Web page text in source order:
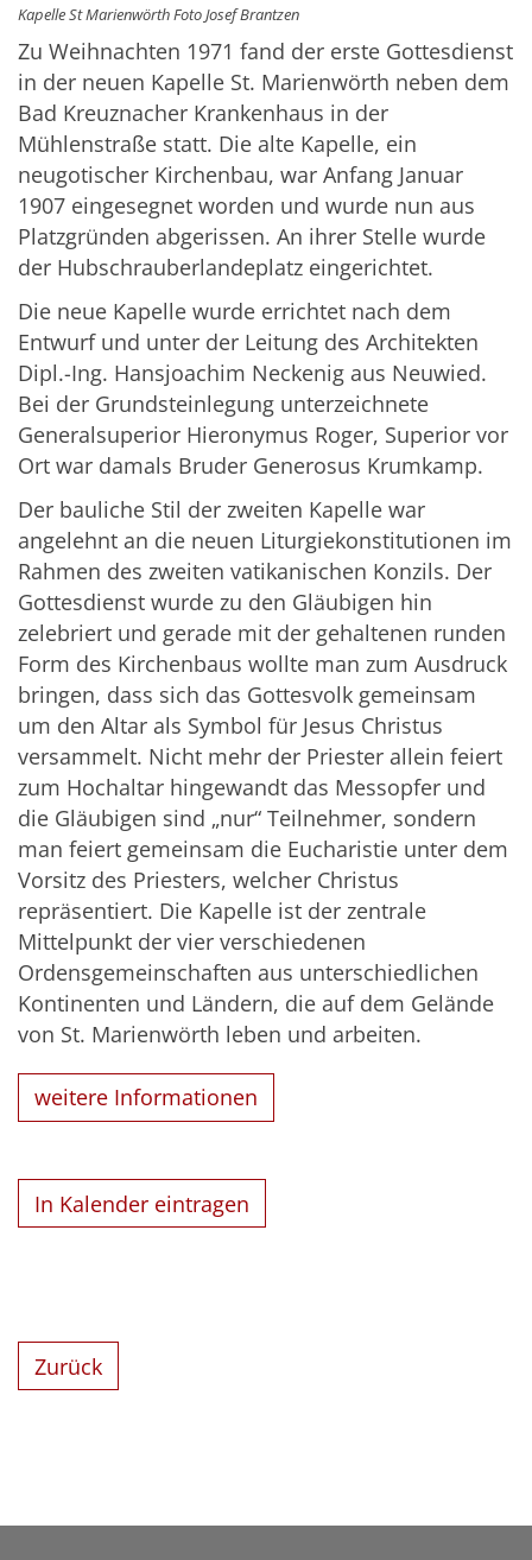
Kapelle St Marienwörth Foto Josef Brantzen
Zu Weihnachten 1971 fand der erste Gottesdienst
in der neuen Kapelle St. Marienwörth neben dem
Bad Kreuznacher Krankenhaus in der
Mühlenstraße statt. Die alte Kapelle, ein
neugotischer Kirchenbau, war Anfang Januar
1907 eingesegnet worden und wurde nun aus
Platzgründen abgerissen. An ihrer Stelle wurde
der Hubschrauberlandeplatz eingerichtet.
Die neue Kapelle wurde errichtet nach dem
Entwurf und unter der Leitung des Architekten
Dipl.-Ing. Hansjoachim Neckenig aus Neuwied.
Bei der Grundsteinlegung unterzeichnete
Generalsuperior Hieronymus Roger, Superior vor
Ort war damals Bruder Generosus Krumkamp.
Der bauliche Stil der zweiten Kapelle war
angelehnt an die neuen Liturgiekonstitutionen im
Rahmen des zweiten vatikanischen Konzils. Der
Gottesdienst wurde zu den Gläubigen hin
zelebriert und gerade mit der gehaltenen runden
Form des Kirchenbaus wollte man zum Ausdruck
bringen, dass sich das Gottesvolk gemeinsam
um den Altar als Symbol für Jesus Christus
versammelt. Nicht mehr der Priester allein feiert
zum Hochaltar hingewandt das Messopfer und
die Gläubigen sind „nur“ Teilnehmer, sondern
man feiert gemeinsam die Eucharistie unter dem
Vorsitz des Priesters, welcher Christus
repräsentiert. Die Kapelle ist der zentrale
Mittelpunkt der vier verschiedenen
Ordensgemeinschaften aus unterschiedlichen
Kontinenten und Ländern, die auf dem Gelände
von St. Marienwörth leben und arbeiten.
weitere Informationen
In Kalender eintragen
Zurück